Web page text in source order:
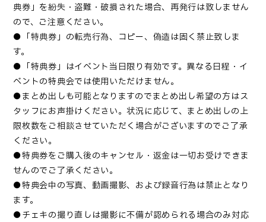
典券」を紛失・盗難・破損された場合、再発⾏は致しません
ので、ご注意ください。
●「特典券」の転売行為、コピー、偽造は固く禁止致しま
す。
●「特典券」はイベント当⽇限り有効です。異なる日程・イ
ベントの特典会では使用いただけません。
●まとめ出しも可能となりますのでまとめ出し希望の方はス
タッフにお声掛けください。状況に応じて、まとめ出しの上
限枚数をご相談させていただく場合がございますのでご了承
ください。
●特典券をご購⼊後のキャンセル・返⾦は⼀切お受けできま
せんのでご了承ください。
●特典会中の写真、動画撮影、および録音行為は禁止となり
ます。
●チェキの撮り直しは撮影に不備が認められる場合のみ対応